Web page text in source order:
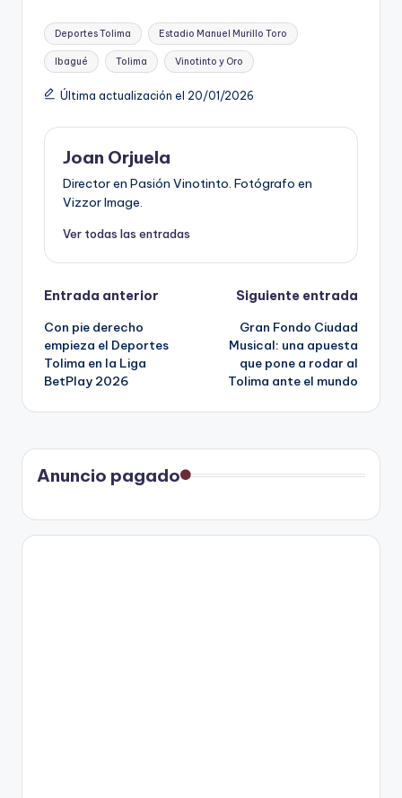
Etiquetas:
Deportes Tolima Estadio Manuel Murillo Toro
Ibagué Tolima Vinotinto y Oro
Última actualización el 20/01/2026
Joan Orjuela
Director en Pasión Vinotinto. Fotógrafo en
Vizzor Image.
Ver todas las entradas
Navegación
de
entradas
Entrada anterior
Con pie derecho
empieza el Deportes
Tolima en la Liga
BetPlay 2026
Siguiente entrada
Gran Fondo Ciudad
Musical: una apuesta
que pone a rodar al
Tolima ante el mundo
Anuncio pagado